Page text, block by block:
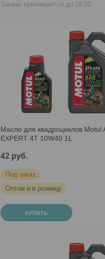
Заказы принимаются до 18:00
Масло для квадроциклов Motul
EXPERT 4T 10W40 1L
42 руб.
Под заказ
Оптом и в розницу
КУПИТЬ